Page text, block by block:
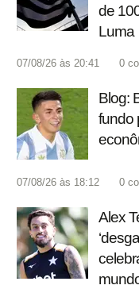
de
Luma
07/08/26 às 20:41 0
Blog:
fundo
07/08/26 às 18:12 0
Alex